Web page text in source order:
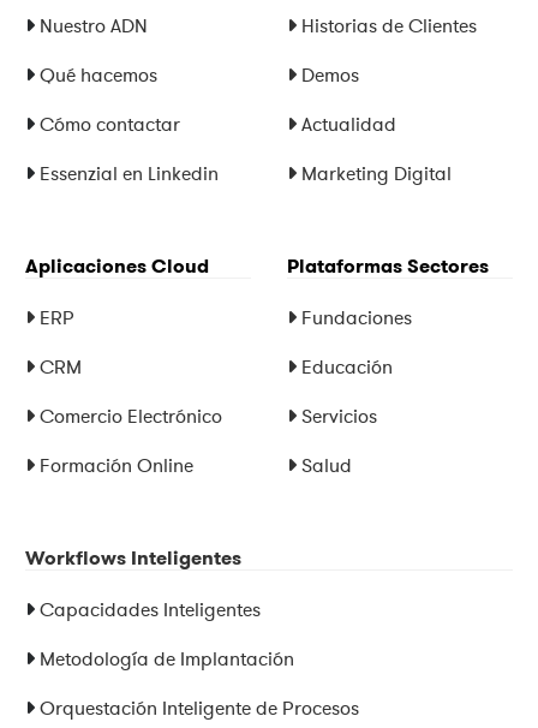
Nuestro ADN
Qué hacemos
Cómo contactar
Essenzial en Linkedin
Historias de Clientes
Demos
Actualidad
Marketing Digital
Aplicaciones Cloud
ERP
CRM
Comercio Electrónico
Formación Online
Plataformas Sectores
Fundaciones
Educación
Servicios
Salud
Workflows Inteligentes
Capacidades Inteligentes
Metodología de Implantación
Orquestación Inteligente de Procesos